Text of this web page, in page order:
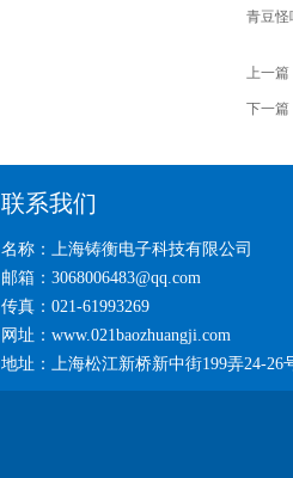
青豆怪
上一篇
下一篇
联系我们
名称：上海铸衡电子科技有限公司
邮箱：3068006483@qq.com
传真：021-61993269
网址：www.021baozhuangji.com
地址：上海松江新桥新中街199弄24-26